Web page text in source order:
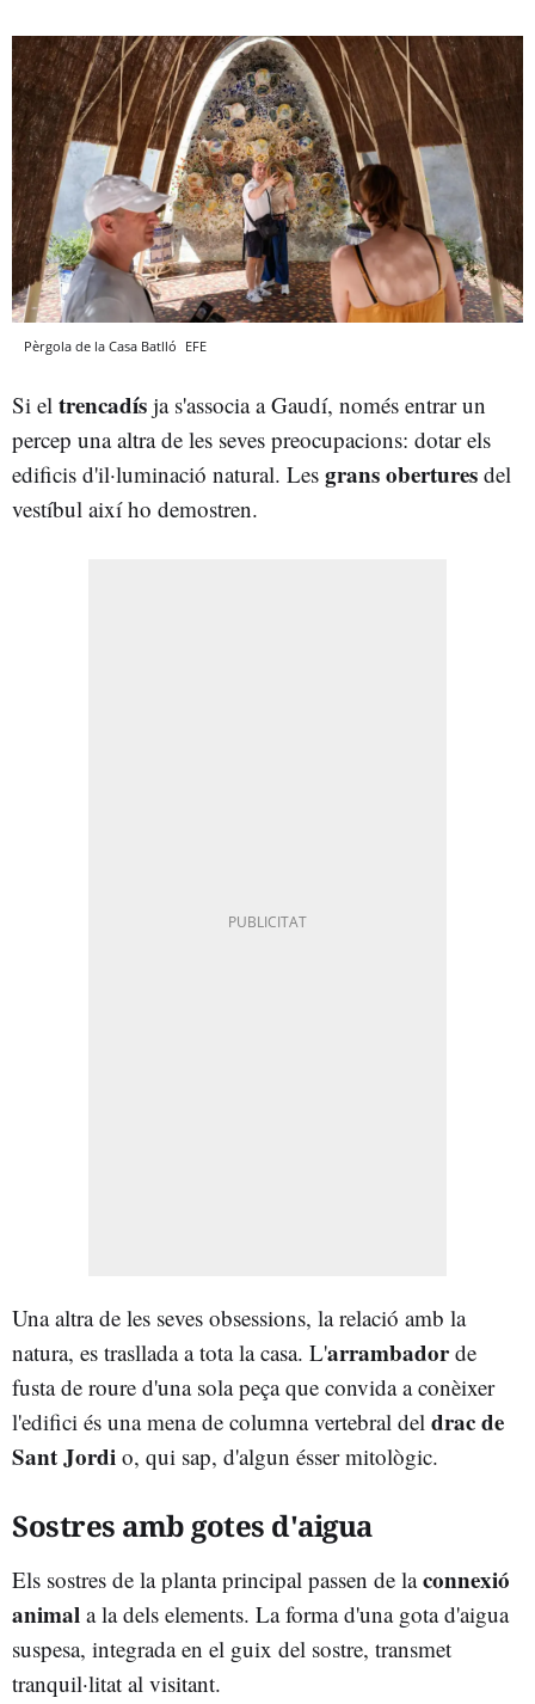
Pèrgola de la Casa Batlló EFE
Si el trencadís ja s'associa a Gaudí, només entrar un
percep una altra de les seves preocupacions: dotar els
edificis d'il·luminació natural. Les grans obertures del
vestíbul així ho demostren.
Una altra de les seves obsessions, la relació amb la
natura, es trasllada a tota la casa. L'arrambadorde
fusta de roure d'una sola peça que convida a conèixer
l'edifici és una mena de columna vertebral del drac de
Sant Jordi o, qui sap, d'algun ésser mitològic.
Sostres amb gotes d'aigua
Els sostres de la planta principal passen de laconnexió
animal a la dels elements. La forma d'una gota d'aigua
suspesa, integrada en el guix del sostre, transmet
tranquil·litat al visitant.